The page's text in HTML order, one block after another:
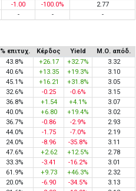
-1.00 -100.0%
2.77
- - -
% επιτυχ. Κέρδος Yield
Μ.Ο. απόδ.
43.8% +26.17 +32.7%
3.32
40.6% +13.35 +19.3%
3.10
45.1% +16.21 +31.8%
3.05
32.6% -0.25 -0.6%
3.15
36.8% +1.54 +4.1%
3.07
40.0% +6.80 +19.4%
3.02
36.7% -0.86 -2.9%
2.93
44.0% -1.75 -7.0%
2.19
24.0% -8.96 -35.8%
3.11
47.6% +2.62 +12.5%
2.78
33.3% -3.41 -16.2%
3.01
61.9% +9.73 +46.3%
2.32
20.0% -6.90 -34.5%
3.13